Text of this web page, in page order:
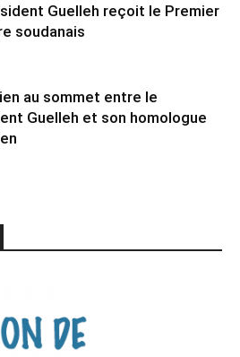
Guelleh reçoit le Premier
soudanais
au sommet entre le
Guelleh et son homologue